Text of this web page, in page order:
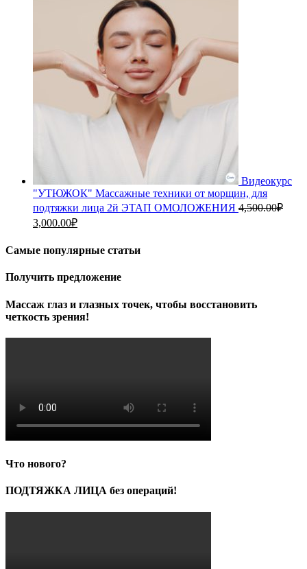
2,000.00₽.
Видеокурс
"УТЮЖОК" Массажные техники от морщин, для
подтяжки лица 2й ЭТАП ОМОЛОЖЕНИЯ 4,500.00₽
Первоначальная
4,500.00₽.
3,000.00₽Текущая
3,000.00₽.
Самые популярные статьи
Получить предложение
Массаж глаз и глазных точек, чтобы восстановить
четкость зрения!
Что нового?
ПОДТЯЖКА ЛИЦА без операций!